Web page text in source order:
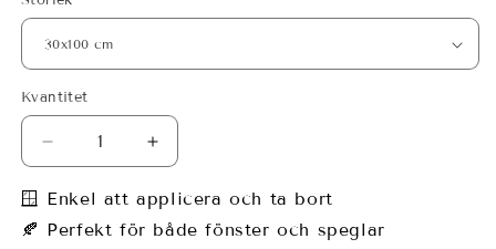
Kvantitet
Minska
kvantitet
för
Fönsterfilm
Öka
kvantitet
för
Fönsterfilm
🪟 Enkel att applicera och ta bort
🍂 Perfekt för både fönster och speglar